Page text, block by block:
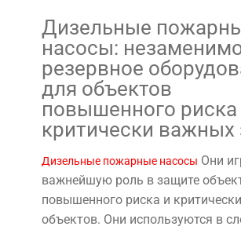
Дизельные
насосы:
резервное
для объектов
повышенного риска
критически важных
Дизельные пожарные насосы Они
важнейшую роль в защите
повышенного риска и
объектов. Они используются в